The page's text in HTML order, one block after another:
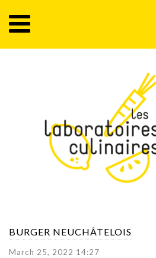
BURGER NEUCHÂTELOIS
March 25, 2022 14:27